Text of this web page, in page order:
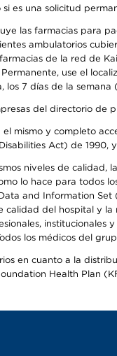
es una solicitud
las farmacias para
ambulatorios
de la red de
use el
los 7 días de la semana
del directorio de
mismo y completo
Act) de
niveles de
lo hace para todos
and Information Set
del hospital y la
institucionales
los médicos del
en cuanto a la
Health Plan